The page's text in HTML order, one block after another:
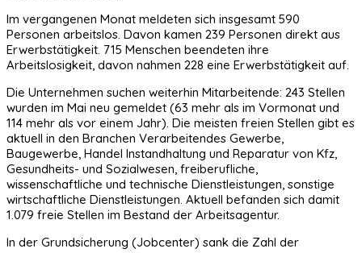
Im vergangenen Monat meldeten sich insgesamt 590
Personen arbeitslos. Davon kamen 239 Personen direkt aus
Erwerbstätigkeit. 715 Menschen beendeten ihre
Arbeitslosigkeit, davon nahmen 228 eine Erwerbstätigkeit auf.
Die Unternehmen suchen weiterhin Mitarbeitende: 243 Stellen
wurden im Mai neu gemeldet (63 mehr als im Vormonat und
114 mehr als vor einem Jahr). Die meisten freien Stellen gibt es
aktuell in den Branchen Verarbeitendes Gewerbe,
Baugewerbe, Handel Instandhaltung und Reparatur von Kfz,
Gesundheits- und Sozialwesen, freiberufliche,
wissenschaftliche und technische Dienstleistungen, sonstige
wirtschaftliche Dienstleistungen. Aktuell befanden sich damit
1.079 freie Stellen im Bestand der Arbeitsagentur.
In der Grundsicherung (Jobcenter) sank die Zahl der